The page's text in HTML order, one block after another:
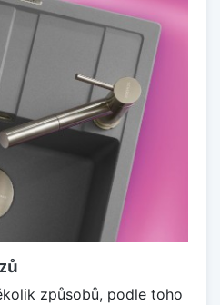
způsobů, podle toho